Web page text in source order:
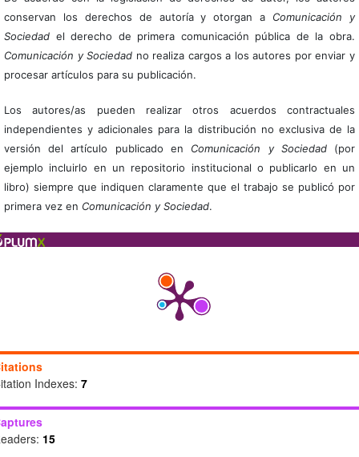
conservan los derechos de autoría y otorgan a Comunicación y
Sociedadel derecho de primera comunicación pública de la obra.
Comunicación y Sociedad no realiza cargos a los autores por enviar y
procesar artículos para su publicación.
Los autores/as pueden realizar otros acuerdos contractuales
independientes y adicionales para la distribución no exclusiva de la
versión del artículo publicado en Comunicación y Sociedad(por
ejemplo incluirlo en un repositorio institucional o publicarlo en un
libro) siempre que indiquen claramente que el trabajo se publicó por
primera vez en Comunicación y Sociedad.
Indexes: 7
15